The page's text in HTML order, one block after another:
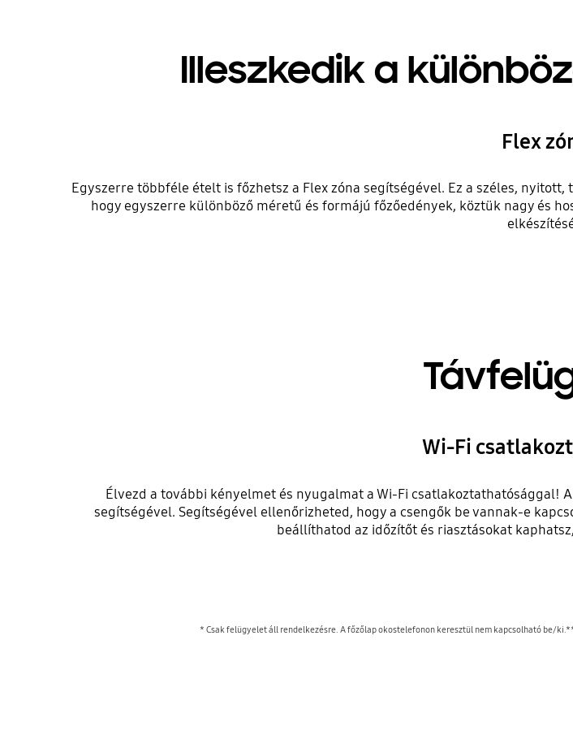
Illeszkedik a
Flex
Egyszerre többféle ételt is főzhetsz a Flex zóna segítségével. Ez a széles,
hogy egyszerre különböző méretű és formájú főzőedények, köztük nagy és
Wi-Fi
Élvezd a további kényelmet és nyugalmat a Wi-Fi
segítségével. Segítségével ellenőrizheted, hogy a csengők be vannak-e
beállíthatod az időzítőt és riasztásokat
* Csak felügyelet áll rendelkezésre. A főzőlap okostelefonon keresztül nem kapcsolható be/